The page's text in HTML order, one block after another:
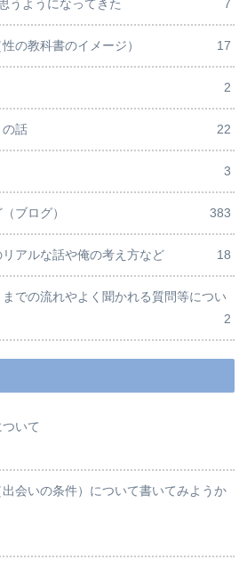
うようになってきた 7
の教科書のイメージ） 17
2
の話 22
3
ブログ） 383
アルな話や俺の考え方など 18
での流れやよく聞かれる質問等につい
2
いて
会いの条件）について書いてみようか